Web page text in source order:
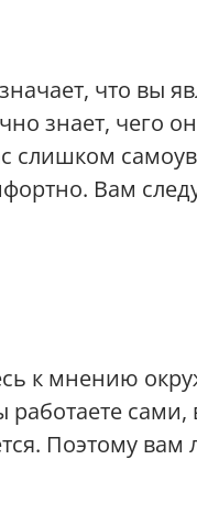
что вы
знает, чего
слишком
Вам
к мнению
работаете
Поэтому вам